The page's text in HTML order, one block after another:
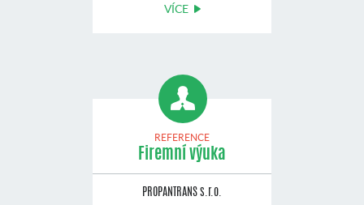
VÍCE
REFERENCE
Firemní výuka
PROPANTRANS s.r.o.